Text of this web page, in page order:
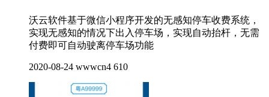
沃云软件基于微信小程序开发的无感知停车收费系统，
实现无感知的情况下出入停车场，实现自动抬杆，无需
付费即可自动驶离停车场功能
2020-08-24 wwwcn4 610